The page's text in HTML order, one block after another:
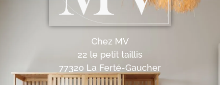
Chez MV
22 le petit taillis
77320 La Ferté-Gaucher